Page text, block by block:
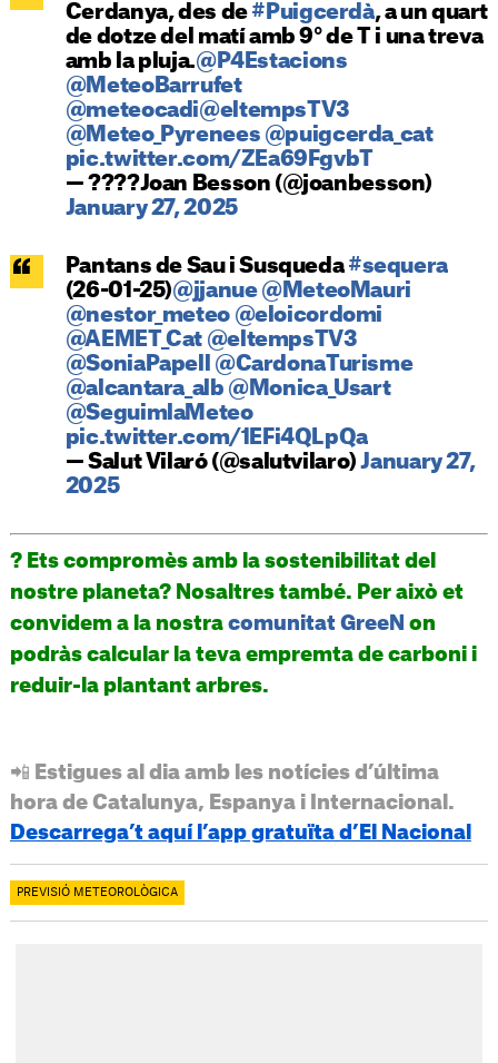
Cerdanya, des de #Puigcerdà, a un quart
de dotze del matí amb 9° de T i una treva
amb la pluja.@P4Estacions
@MeteoBarrufet
@meteocadi@eltempsTV3
@Meteo_Pyrenees @puigcerda_cat
pic.twitter.com/ZEa69FgvbT
— ????Joan Besson (@joanbesson)
January 27, 2025
Pantans de Sau i Susqueda #sequera
(26-01-25)@jjanue @MeteoMauri
@nestor_meteo @eloicordomi
@AEMET_Cat @eltempsTV3
@SoniaPapell
@CardonaTurisme
@alcantara_alb @Monica_Usart
@SeguimlaMeteo
pic.twitter.com/1EFi4QLpQa
— Salut Vilaró (@salutvilaro)January 27,
2025
? Ets compromès amb la sostenibilitat del
nostre planeta? Nosaltres també. Per això et
convidem a la nostra comunitat GreeN on
podràs calcular la teva empremta de carboni i
reduir-la plantant arbres.
📲 Estigues al dia amb les notícies d’última
hora de Catalunya, Espanya i Internacional.
Descarrega’t aquí l’app gratuïta d’El Nacional
PREVISIÓ METEOROLÒGICA